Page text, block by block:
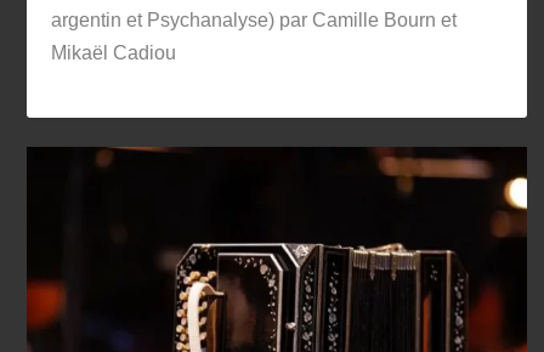
argentin et Psychanalyse) par Camille Bourn et
Mikaël Cadiou